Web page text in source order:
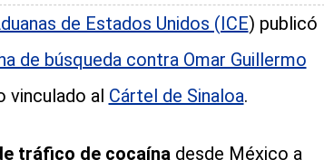
de Estados Unidos (ICE) publicó
de búsqueda contra Omar Guillermo
vinculado al Cártel de Sinaloa.
tráfico de cocaínadesde México a